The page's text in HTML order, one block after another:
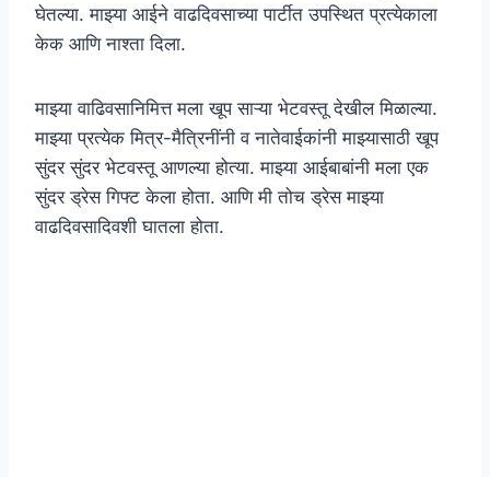
घेतल्या. माझ्या आईने वाढदिवसाच्या पार्टीत उपस्थित प्रत्येकाला
केक आणि नाश्ता दिला.
माझ्या वाढिवसानिमित्त मला खूप साऱ्या भेटवस्तू देखील मिळाल्या.
माझ्या प्रत्येक मित्र-मैत्रिनींनी व नातेवाईकांनी माझ्यासाठी खूप
सुंदर सुंदर भेटवस्तू आणल्या होत्या. माझ्या आईबाबांनी मला एक
सुंदर ड्रेस गिफ्ट केला होता. आणि मी तोच ड्रेस माझ्या
वाढदिवसादिवशी घातला होता.